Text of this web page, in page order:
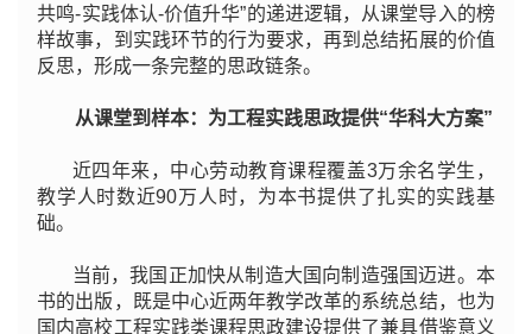
共鸣-实践体认-价值升华”的递进逻辑，从课堂导入的榜
样故事，到实践环节的行为要求，再到总结拓展的价值
反思，形成一条完整的思政链条。
从课堂到样本：为工程实践思政提供“华科大方案”
近四年来，中心劳动教育课程覆盖3万余名学生，
教学人时数近90万人时，为本书提供了扎实的实践基
础。
当前，我国正加快从制造大国向制造强国迈进。本
书的出版，既是中心近两年教学改革的系统总结，也为
国内高校工程实践类课程思政建设提供了兼具借鉴意义